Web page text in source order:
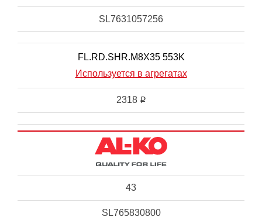
SL7631057256
FL.RD.SHR.M8X35 553K
Используется в агрегатах
2318 i
43
SL765830800